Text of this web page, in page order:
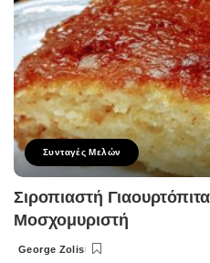
Συνταγές Μελών
Σιροπιαστή
Μοσχομυριστή
Posted
George Zolis